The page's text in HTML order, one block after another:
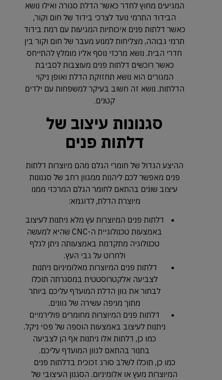
המגיעים מחוץ לחדר כאשר הדלת סגורה ואילו נושא
הבידוד התרמי נועד לצרכי בידוד של חום וקור,
כאשר דלתות פנים איכותיות המגיעות עם רמת בידוד
תרמי גבוהה, מצליחות למנוע מעבר של חום וקור בין
חדרי הבית. נושא מרכזי נוסף אליו מומלץ להתייחס
כאשר רוכשים דלתות פנים מעוצבות לסביבת
המגורים הוא נושא תחזוקת הדלת ואופן ניקוי
הדלתות. נושא זה חשוב בעיקר למשפחות עם ילדים
קטנים.
סגנונות עיצוב של
דלתות פנים
ההיצע הגדול של חומרי הגלם מהם מיוצרות דלתות
פנים מאפשר לכם ליהנות ממגוון רחב של סגנונות
עיצוב שונים בהתאם לחומר הגלם המרכזי ממנו
מיוצרת הדלת, לדוגמא:
דלתות פנים המיוצרות עץ מלא ניתנות לעיצוב
באמצעות טכנולוגיית ה-CNC שהיא למעשה
טכנולוגיה מתקדמת באמצעותה ניתן לגלף
ולחרוט על גבי העץ.
דלתות פנים המיוצרות מאלומיניום ניתנות
לצביעה אלקטרוסטטית במסגרתה תוכלו
לבחור את גוון הדלת המועדף עליכם ביותר
מתוך מניפה עשירה של גוונים.
דלתות פנים המיוצרות מחומרים פולירמיים
ניתנות לעיצוב באמצעות הוספה של פסי ניקל.
כמו כן, דלתות אלו ניתנות אף הן לצביעה
בתנור בהתאם לגוון המועדף עליכם.
כמו כן, תוכלו לשלב סורג זכוכית בדלתות פנים
המיוצרות מעץ או אלומיניום. הסגנון העיצובי של